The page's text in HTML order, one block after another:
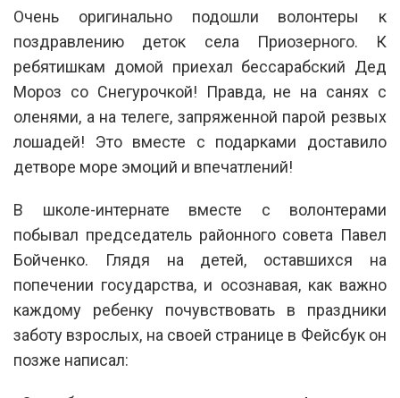
Очень оригинально подошли волонтеры к
поздравлению деток села Приозерного. К
ребятишкам домой приехал бессарабский Дед
Мороз со Снегурочкой! Правда, не на санях с
оленями, а на телеге, запряженной парой резвых
лошадей! Это вместе с подарками доставило
детворе море эмоций и впечатлений!
В школе-интернате вместе с волонтерами
побывал председатель районного совета Павел
Бойченко. Глядя на детей, оставшихся на
попечении государства, и осознавая, как важно
каждому ребенку почувствовать в праздники
заботу взрослых, на своей странице в Фейсбук он
позже написал: